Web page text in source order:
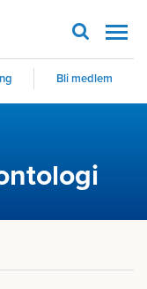
Bli medlem